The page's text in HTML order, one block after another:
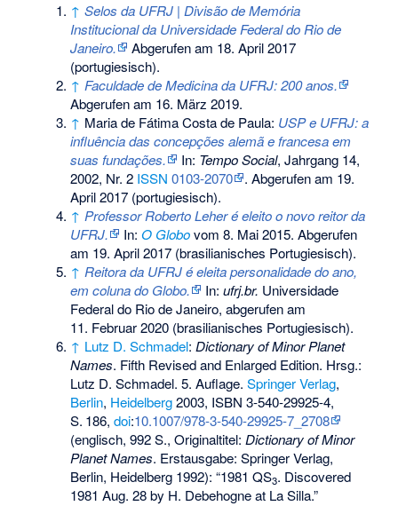
↑ Selos da UFRJ | Divisão de Memória
Institucional da Universidade Federal do Rio de
Janeiro.
Abgerufen am 18. April 2017
(portugiesisch).
↑ Faculdade de Medicina da UFRJ: 200 anos.
Abgerufen am 16. März 2019.
↑ Maria de Fátima Costa de Paula: USP e UFRJ: a
influência das concepções alemã e francesa em
suas fundações.
In: Tempo Social, Jahrgang 14,
2002, Nr. 2 ISSN 0103-2070
. Abgerufen am 19.
April 2017 (portugiesisch).
↑ Professor Roberto Leher é eleito o novo reitor da
UFRJ.
In:O Globovom 8. Mai 2015. Abgerufen
am 19. April 2017 (brasilianisches Portugiesisch).
↑ Reitora da UFRJ é eleita personalidade do ano,
em coluna do Globo.
In:ufrj.br. Universidade
Federal do Rio de Janeiro, abgerufen am
11. Februar 2020 (brasilianisches Portugiesisch).
↑ Lutz D. Schmadel:Dictionary of Minor Planet
Names. Fifth Revised and Enlarged Edition. Hrsg.:
Lutz D. Schmadel. 5. Auflage.Springer Verlag,
Berlin, Heidelberg2003, ISBN 3-540-29925-4,
S. 186,doi:10.1007/978-3-540-29925-7_2708
(englisch, 992 S., Originaltitel:Dictionary of Minor
Planet Names. Erstausgabe: Springer Verlag,
Berlin, Heidelberg 1992):“1981 QS3. Discovered
1981 Aug. 28 by H. Debehogne at La Silla.”